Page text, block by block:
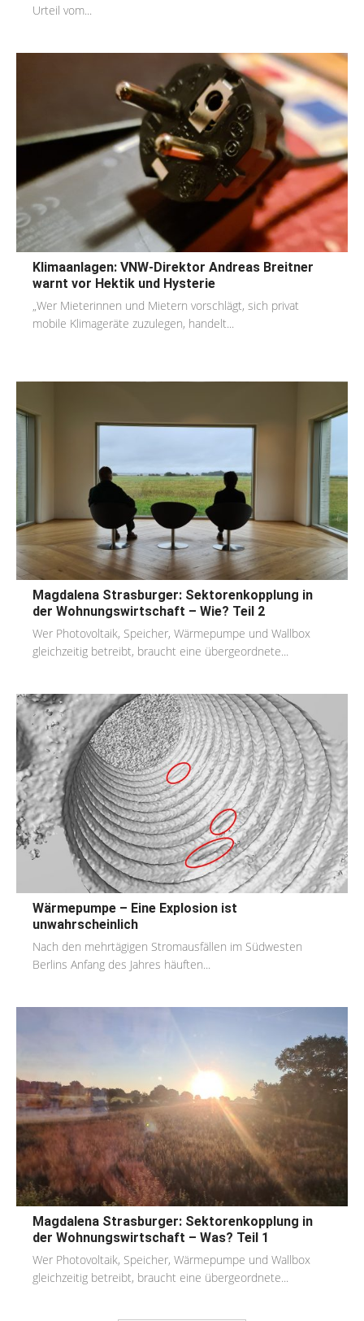
Urteil vom...
Klimaanlagen: VNW-Direktor Andreas Breitner
warnt vor Hektik und Hysterie
„Wer Mieterinnen und Mietern vorschlägt, sich privat
mobile Klimageräte zuzulegen, handelt...
Magdalena Strasburger: Sektorenkopplung in
der Wohnungswirtschaft – Wie? Teil 2
Wer Photovoltaik, Speicher, Wärmepumpe und Wallbox
gleichzeitig betreibt, braucht eine übergeordnete...
Wärmepumpe – Eine Explosion ist
unwahrscheinlich
Nach den mehrtägigen Stromausfällen im Südwesten
Berlins Anfang des Jahres häuften...
Magdalena Strasburger: Sektorenkopplung in
der Wohnungswirtschaft – Was? Teil 1
Wer Photovoltaik, Speicher, Wärmepumpe und Wallbox
gleichzeitig betreibt, braucht eine übergeordnete...